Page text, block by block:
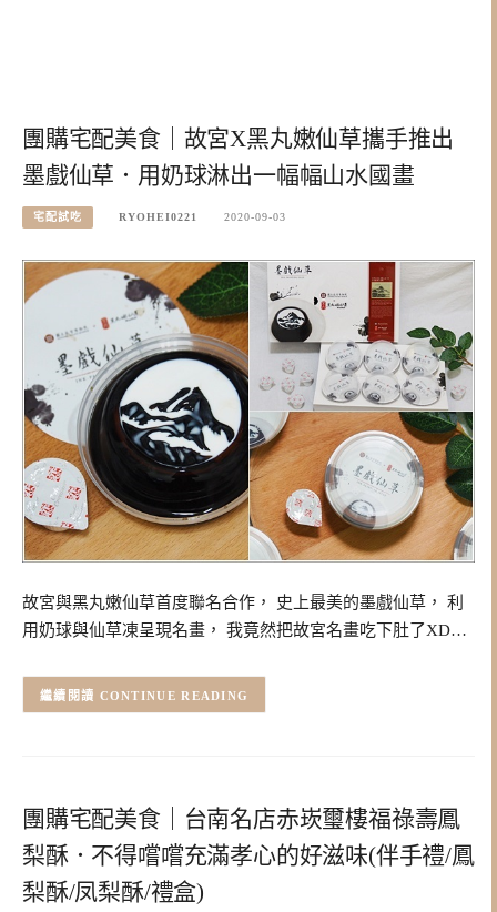
團購宅配美食｜故宮X黑丸嫩仙草攜手推出
墨戲仙草．用奶球淋出一幅幅山水國畫
宅配試吃 RYOHEI0221 2020-09-03
故宮與黑丸嫩仙草首度聯名合作， 史上最美的墨戲仙草， 利
用奶球與仙草凍呈現名畫， 我竟然把故宮名畫吃下肚了XD…
CONTINUE READING
團購宅配美食｜台南名店赤崁璽樓福祿壽鳳
梨酥．不得嚐嚐充滿孝心的好滋味(伴手禮/鳳
梨酥/凤梨酥/禮盒)